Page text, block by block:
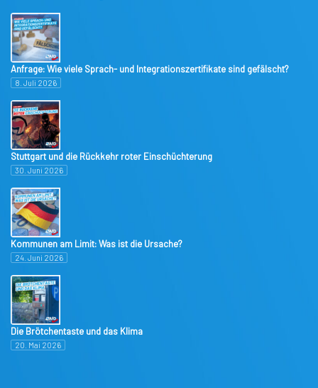
Anfrage: Wie viele Sprach- und Integrationszertifikate sind gefälscht?
8. Juli 2026
Stuttgart und die Rückkehr roter Einschüchterung
30. Juni 2026
Kommunen am Limit: Was ist die Ursache?
24. Juni 2026
Die Brötchentaste und das Klima
20. Mai 2026